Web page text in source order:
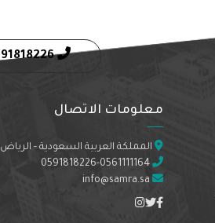
0591818226
معلومات الاتصال
المملكة العربية السعودية - الرياض
0591818226-0561111164
info@samra.sa